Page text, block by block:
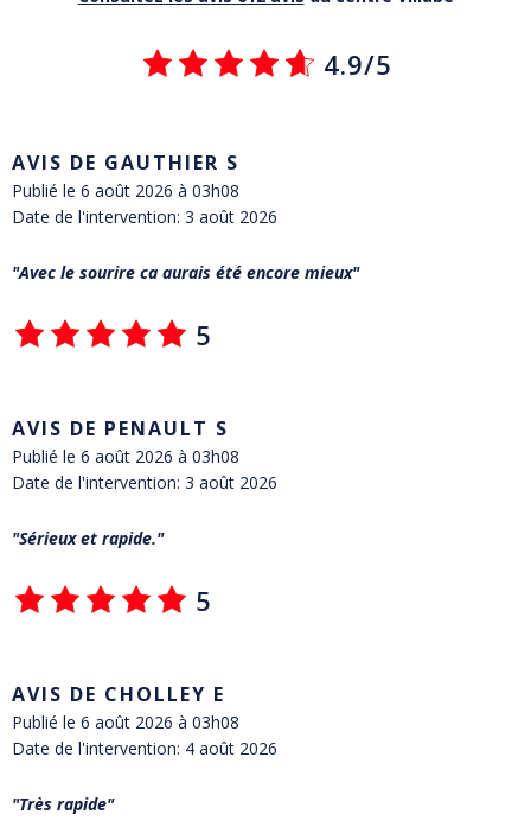
4.9/5
AVIS DE GAUTHIER S
Publié le 6 août 2026 à 03h08
Date de l'intervention: 3 août 2026
Avec le sourire ca aurais été encore mieux
5
AVIS DE PENAULT S
Publié le 6 août 2026 à 03h08
Date de l'intervention: 3 août 2026
Sérieux et rapide.
5
AVIS DE CHOLLEY E
Publié le 6 août 2026 à 03h08
Date de l'intervention: 4 août 2026
Très rapide